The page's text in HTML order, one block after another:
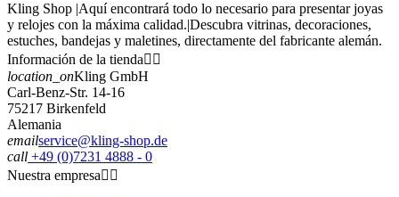
Kling Shop |Aquí encontrará todo lo necesario para presentar joyas
y relojes con la máxima calidad.|Descubra vitrinas, decoraciones,
estuches, bandejas y maletines, directamente del fabricante alemán.
Información de la tienda 
location_onKling GmbH
Carl-Benz-Str. 14-16
75217 Birkenfeld
Alemania
emailservice@kling-shop.de
call +49 (0)7231 4888 - 0
Nuestra empresa 